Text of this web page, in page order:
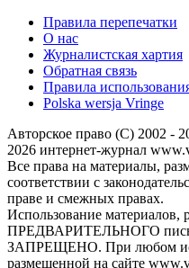
Правила перепечатки
О нас
Журналистская хартия
Обратная связь
Правила
Polska wersja Vringe
Авторское право (С) 2002 -
2026 интернет-журнал
Все права на материалы,
соответствии с
праве и смежных правах.
Использование материалов,
ПРЕДВАРИТЕЛЬНОГО
ЗАПРЕЩЕНО. При любом
размещенной на сайте